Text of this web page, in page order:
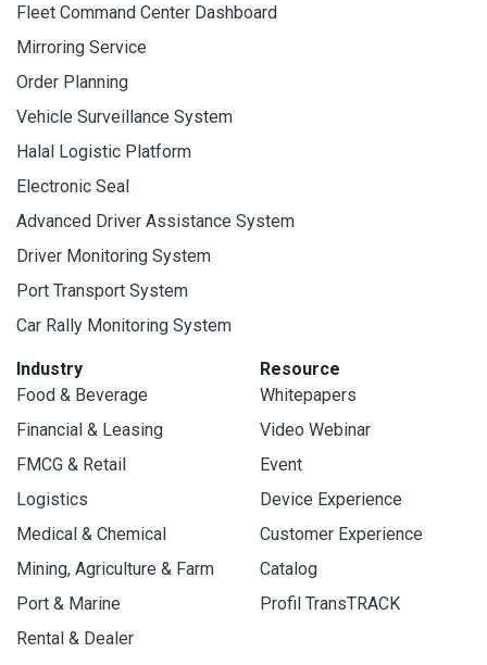
Fleet Command Center Dashboard
Mirroring Service
Order Planning
Vehicle Surveillance System
Halal Logistic Platform
Electronic Seal
Advanced Driver Assistance System
Driver Monitoring System
Port Transport System
Car Rally Monitoring System
Industry
Food & Beverage
Financial & Leasing
FMCG & Retail
Logistics
Medical & Chemical
Mining, Agriculture & Farm
Port & Marine
Rental & Dealer
Resource
Whitepapers
Video Webinar
Event
Device Experience
Customer Experience
Catalog
Profil TransTRACK